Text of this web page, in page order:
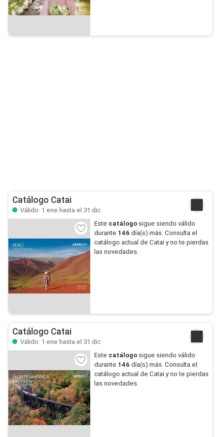
Catálogo Catai
Válido: 1 ene hasta el 31 dic
Este catálogosigue siendo válido
durante 146 día(s) más. Consulta el
catálogo actual de Catai y no te pierdas
las novedades.
Catálogo Catai
Válido: 1 ene hasta el 31 dic
Este catálogosigue siendo válido
durante 146 día(s) más. Consulta el
catálogo actual de Catai y no te pierdas
las novedades.